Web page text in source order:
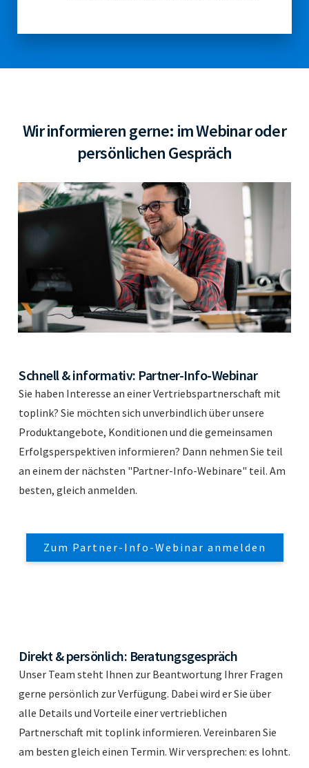
Wir informieren gerne: im Webinar oder
persönlichen Gespräch
Schnell & informativ: Partner-Info-Webinar
Sie haben Interesse an einer Vertriebspartnerschaft mit
toplink? Sie möchten sich unverbindlich über unsere
Produktangebote, Konditionen und die gemeinsamen
Erfolgsperspektiven informieren? Dann nehmen Sie teil
an einem der nächsten "Partner-Info-Webinare" teil. Am
besten, gleich anmelden.
Zum Partner-Info-Webinar anmelden
Direkt & persönlich: Beratungsgespräch
Unser Team steht Ihnen zur Beantwortung Ihrer Fragen
gerne persönlich zur Verfügung. Dabei wird er Sie über
alle Details und Vorteile einer vertrieblichen
Partnerschaft mit toplink informieren. Vereinbaren Sie
am besten gleich einen Termin. Wir versprechen: es lohnt.